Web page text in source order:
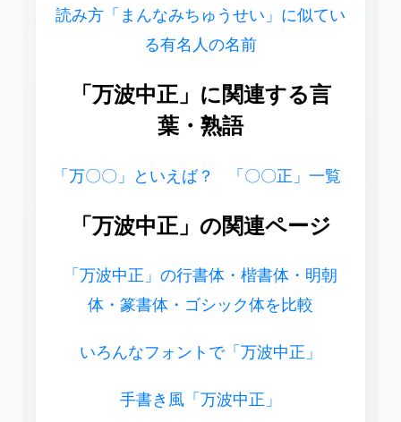
読み方「まんなみちゅうせい」に似てい
る有名人の名前
「万波中正」に関連する言
葉・熟語
「万〇〇」といえば？ 「〇〇正」一覧
「万波中正」の関連ページ
「万波中正」の行書体・楷書体・明朝
体・篆書体・ゴシック体を比較
いろんなフォントで「万波中正」
手書き風「万波中正」